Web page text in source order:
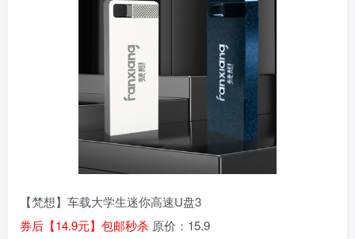
【梵想】车载大学生迷你高速U盘3
券后【14.9元】包邮秒杀 原价：15.9